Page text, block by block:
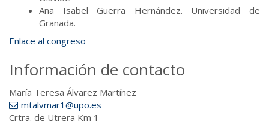
Ana Isabel Guerra Hernández. Universidad de
Granada.
Enlace al congreso
Información de contacto
María Teresa Álvarez Martínez
mtalvmar1@upo.es
Crtra. de Utrera Km 1